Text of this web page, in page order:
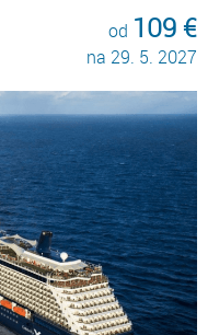
od 109 €
na 29. 5. 2027